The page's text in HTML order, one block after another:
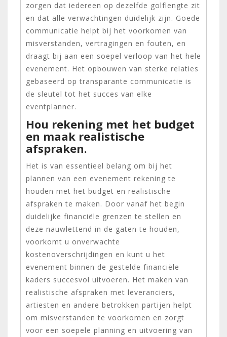
zorgen dat iedereen op dezelfde golflengte zit
en dat alle verwachtingen duidelijk zijn. Goede
communicatie helpt bij het voorkomen van
misverstanden, vertragingen en fouten, en
draagt bij aan een soepel verloop van het hele
evenement. Het opbouwen van sterke relaties
gebaseerd op transparante communicatie is
de sleutel tot het succes van elke
eventplanner.
Hou rekening met het budget
en maak realistische
afspraken.
Het is van essentieel belang om bij het
plannen van een evenement rekening te
houden met het budget en realistische
afspraken te maken. Door vanaf het begin
duidelijke financiële grenzen te stellen en
deze nauwlettend in de gaten te houden,
voorkomt u onverwachte
kostenoverschrijdingen en kunt u het
evenement binnen de gestelde financiële
kaders succesvol uitvoeren. Het maken van
realistische afspraken met leveranciers,
artiesten en andere betrokken partijen helpt
om misverstanden te voorkomen en zorgt
voor een soepele planning en uitvoering van